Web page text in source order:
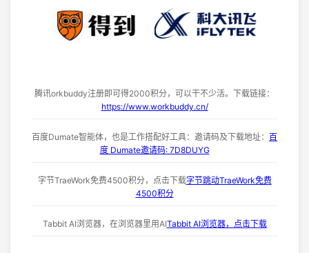
腾讯orkbuddy注册即可得2000积分，可以干不少活。下载链接：
https://www.workbuddy.cn/
百度Dumate智能体，也是工作搭配好工具：邀请码及下载地址： 百
度 Dumate邀请码: 7D8DUYG
字节TraeWork免费4500积分，点击下载字节跳动TraeWork免费
4500积分
Tabbit AI浏览器，在浏览器里用AITabbit AI浏览器，点击下载